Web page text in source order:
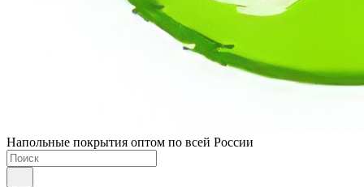
Напольные покрытия оптом по всей России